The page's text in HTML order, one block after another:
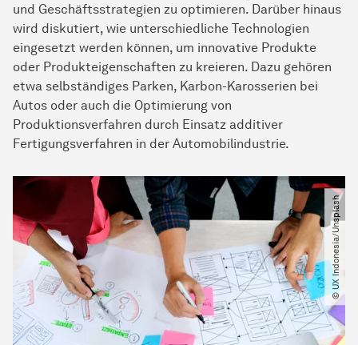
und Geschäftsstrategien zu optimieren. Darüber hinaus
wird diskutiert, wie unterschiedliche Technologien
eingesetzt werden können, um innovative Produkte
oder Produkteigenschaften zu kreieren. Dazu gehören
etwa selbständiges Parken, Karbon-Karosserien bei
Autos oder auch die Optimierung von
Produktionsverfahren durch Einsatz additiver
Fertigungsverfahren in der Automobilindustrie.
© UX Indonesia​/​Unsplash